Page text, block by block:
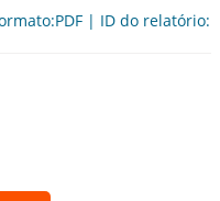
| ID do relatório: